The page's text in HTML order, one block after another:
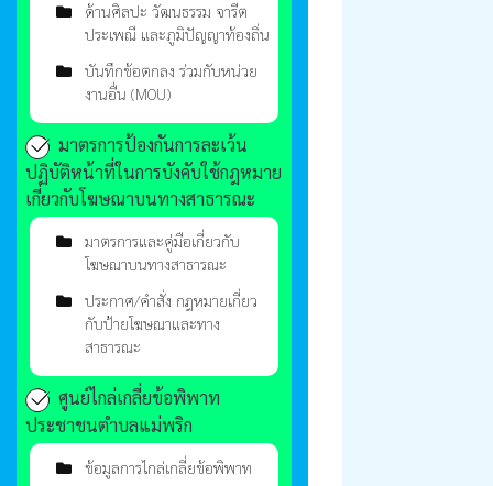
ด้านศิลปะ วัฒนธรรม จารีต
ประเพณี และภูมิปัญญาท้องถิ่น
บันทึกข้อตกลง ร่วมกับหน่วย
งานอื่น (MOU)
มาตรการป้องกันการละเว้น
ปฏิบัติหน้าที่ในการบังคับใช้กฎหมาย
เกี่ยวกับโฆษณาบนทางสาธารณะ
มาตรการและคู่มือเกี่ยวกับ
โฆษณาบนทางสาธารณะ
ประกาศ/คำสั่ง กฎหมายเกี่ยว
กับป้ายโฆษณาและทาง
สาธารณะ
ศูนย์ไกล่เกลี่ยข้อพิพาท
ประชาชนตำบลแม่พริก
ข้อมูลการไกล่เกลี่ยข้อพิพาท